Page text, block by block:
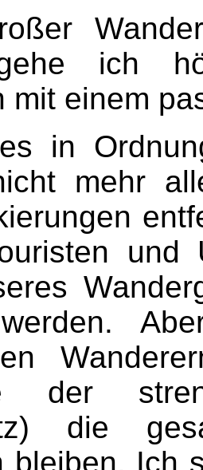
ich
mit einem
in
mehr
und
der
die
bleiben. Ich